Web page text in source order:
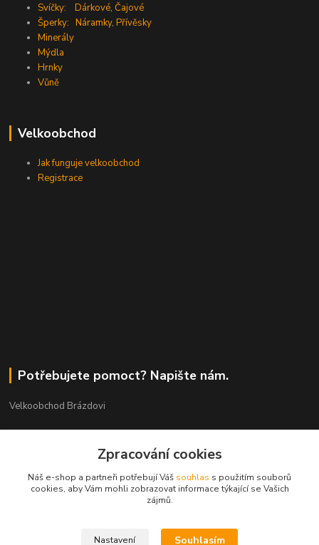
Svíčky: Dárkové,Čajové
Šperky: Náramky,Přívěsky
Minerály
Mýdla
Hrnky
Vůně
Velkoobchod
Jak funguje velkoobchod
Registrace
Potřebujete pomoct? Napište nám.
Velkoobchod Brázdovi
+420 602 565 661
brazdovi@svicky-kameny.cz
Zpracování cookies
Náš e-shop a partneři potřebují Váš souhlas s použitím souborů
cookies, aby Vám mohli zobrazovat informace týkající se Vašich
zájmů.
Nastavení Souhlasím